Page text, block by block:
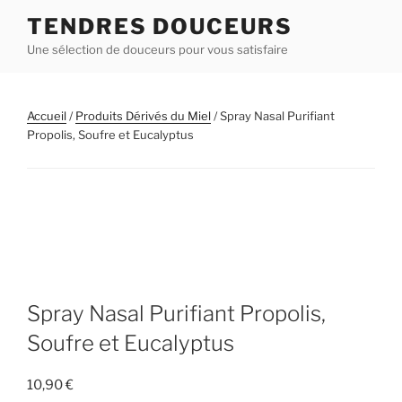
contenu
TENDRES DOUCEURS
Une sélection de douceurs pour vous satisfaire
Accueil/Produits Dérivés du Miel/ Spray Nasal Purifiant
Propolis, Soufre et Eucalyptus
Spray Nasal Purifiant Propolis,
Soufre et Eucalyptus
10,90€